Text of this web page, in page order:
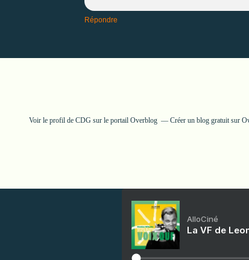
Répondre
Voir le profil de CDGsur le portail Overblog Créer un blog gratuit sur
AlloCiné
La VF de